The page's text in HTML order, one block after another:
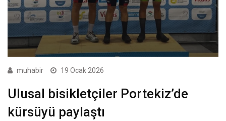
muhabir 19 Ocak 2026
Ulusal bisikletçiler Portekiz’de
kürsüyü paylaştı